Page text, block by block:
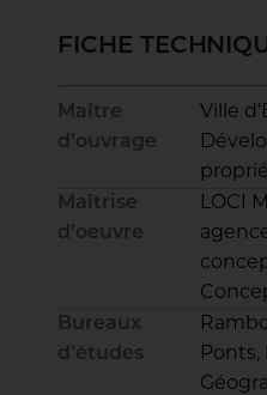
FICHE
Maître
d’ouvrage
Ville
Maîtrise
d’oeuvre
LOCI
Bureaux
d’études
Ponts,